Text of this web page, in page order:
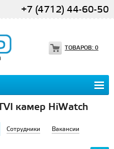
+7 (4712) 44-60-50
ТОВАРОВ: 0
камер HiWatch
Сотрудники Вакансии